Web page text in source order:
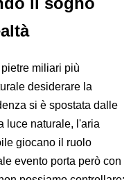
miliari più
desiderare la
si è spostata dalle
luce naturale, l'aria
giocano il ruolo
evento porta però con